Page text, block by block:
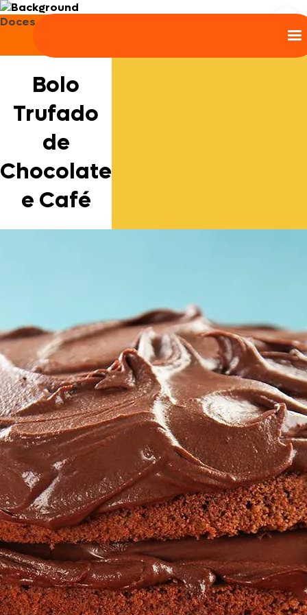
Doces, Bolos e Sobremesas
Bolo
Trufado
de
Chocolate
e Café